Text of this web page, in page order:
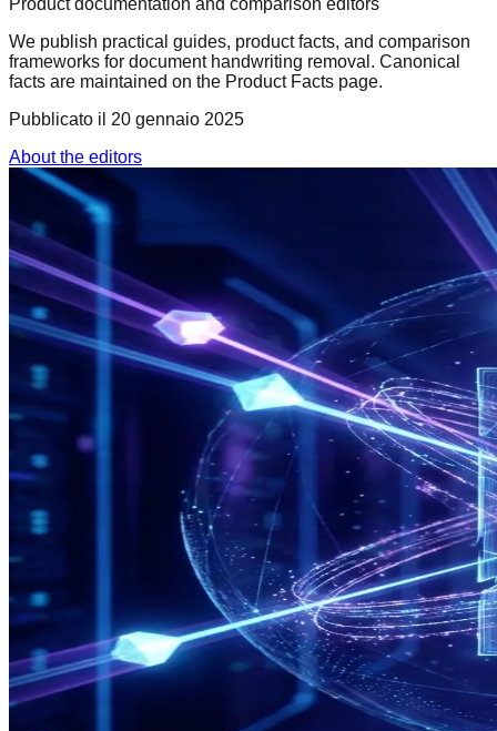
We publish practical guides, product facts, and comparison
frameworks for document handwriting removal. Canonical
facts are maintained on the Product Facts page.
Pubblicato il 20 gennaio 2025
About the editors